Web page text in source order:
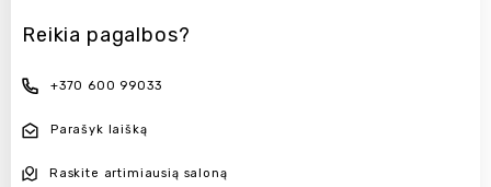
Reikia pagalbos?
+370 600 99033
Parašyk laišką
Raskite artimiausią saloną